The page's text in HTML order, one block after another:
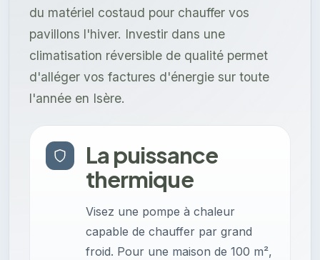
du matériel costaud pour chauffer vos
pavillons l'hiver. Investir dans une
climatisation réversible de qualité permet
d'alléger vos factures d'énergie sur toute
l'année en Isère.
La puissance
thermique
Visez une pompe à chaleur
capable de chauffer par grand
froid. Pour une maison de 100 m²,